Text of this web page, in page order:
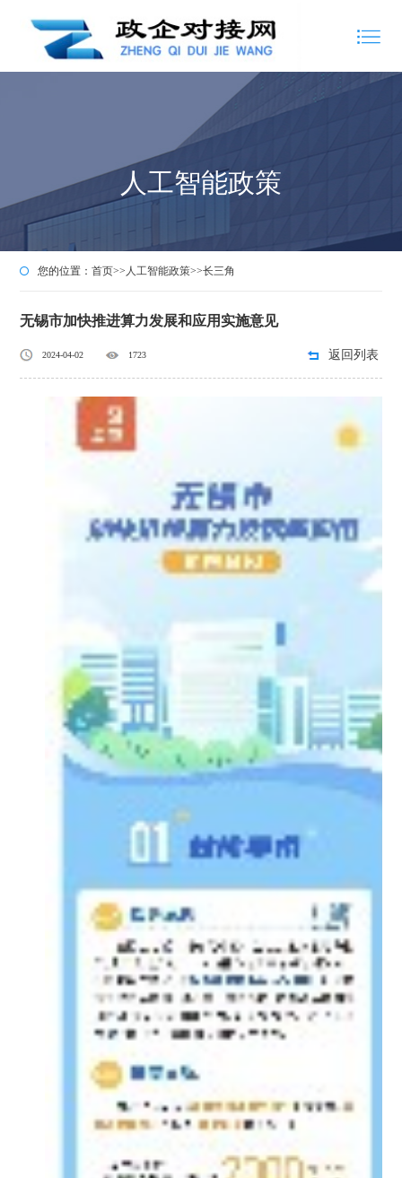
人工智能政策
您的位置：首页>> 人工智能政策>>长三角
无锡市加快推进算力发展和应用实施意见
2024-04-02 1723 返回列表